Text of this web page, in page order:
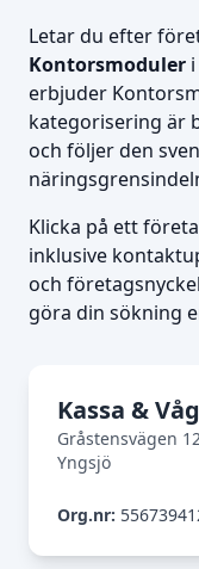
Letar du efter
Kontorsmoduler i
erbjuder
kategorisering är
och följer den
Klicka på ett
inklusive
och
göra din sökning
Kassa &
Gråstensvägen
Yngsjö
Org.nr: